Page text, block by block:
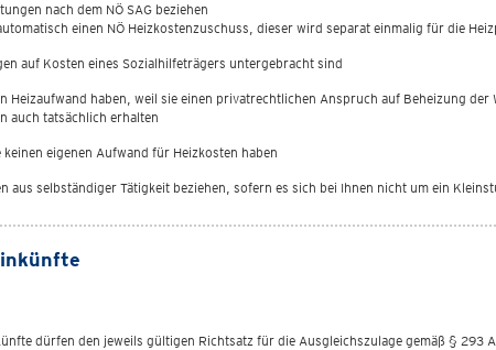
nach dem NÖ SAG beziehen
einen NÖ Heizkostenzuschuss, dieser wird separat einmalig für die
auf Kosten eines Sozialhilfeträgers untergebracht sind
Heizaufwand haben, weil sie einen privatrechtlichen Anspruch auf Beheizung
auch tatsächlich erhalten
eigenen Aufwand für Heizkosten haben
aus selbständiger Tätigkeit beziehen, sofern es sich bei Ihnen nicht um ein
dürfen den jeweils gültigen Richtsatz für die Ausgleichszulage gemäß § 293